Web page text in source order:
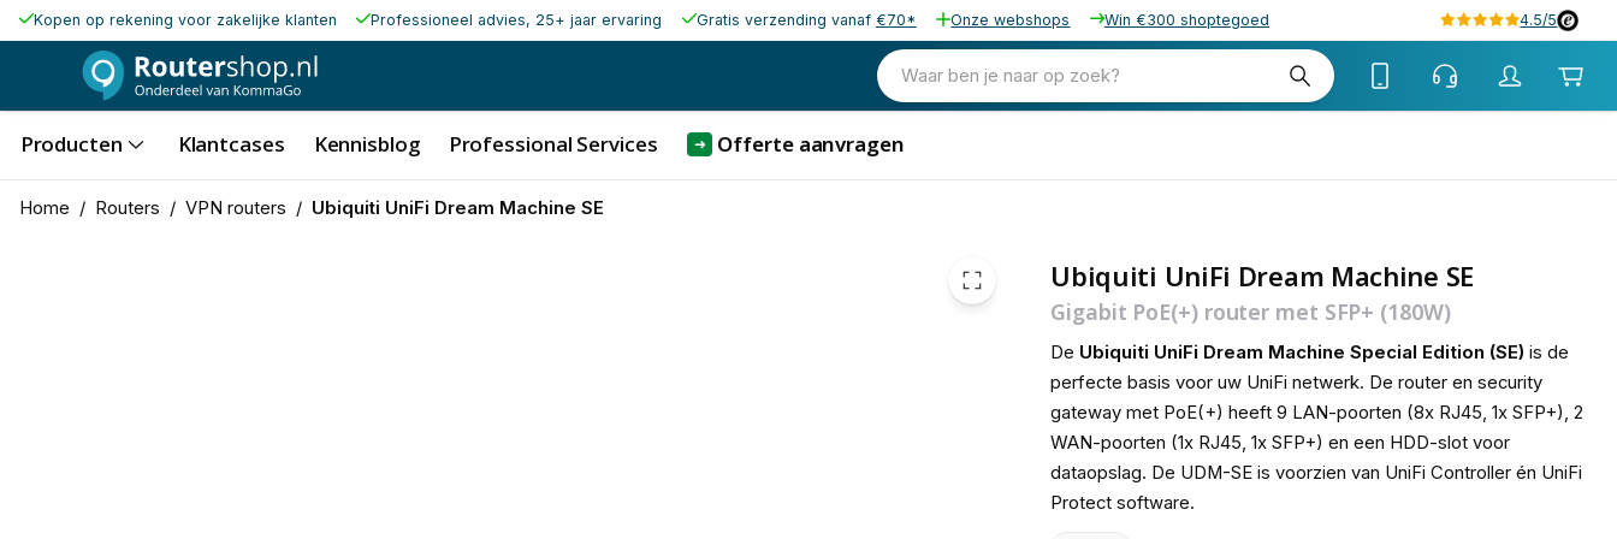
Kopen op rekening voor zakelijke klanten Professioneel advies, 25+ jaar ervaring Gratis verzending vanaf €70* Onze webshops Win €300 shoptegoed 4.5/5
Waar ben je naar op zoek?
Producten Klantcases Kennisblog Professional Services ➜ Offerte aanvragen
Home / Routers / VPN routers / Ubiquiti UniFi Dream Machine SE
Ubiquiti UniFi Dream Machine SE
Gigabit PoE(+) router met SFP+ (180W)
De Ubiquiti UniFi Dream Machine Special Edition (SE) is de
perfecte basis voor uw UniFi netwerk. De router en security
gateway met PoE(+) heeft 9 LAN-poorten (8x RJ45, 1x SFP+), 2
WAN-poorten (1x RJ45, 1x SFP+) en een HDD-slot voor
dataopslag. De UDM-SE is voorzien van UniFi Controller én UniFi
Protect software.
492,83 excl. btw
596,32 incl. btw